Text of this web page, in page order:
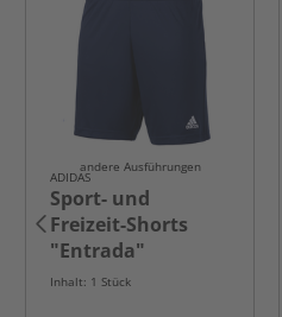
andere Ausführungen
ADIDAS
Sport- und
Freizeit-Shorts
"Entrada"
Inhalt: 1 Stück